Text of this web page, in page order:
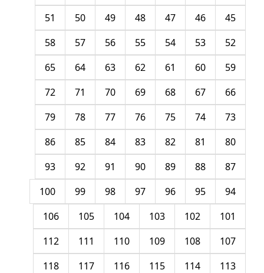
45
46
47
48
49
50
51
52
53
54
55
56
57
58
59
60
61
62
63
64
65
66
67
68
69
70
71
72
73
74
75
76
77
78
79
80
81
82
83
84
85
86
87
88
89
90
91
92
93
94
95
96
97
98
99
100
101
102
103
104
105
106
107
108
109
110
111
112
113
114
115
116
117
118